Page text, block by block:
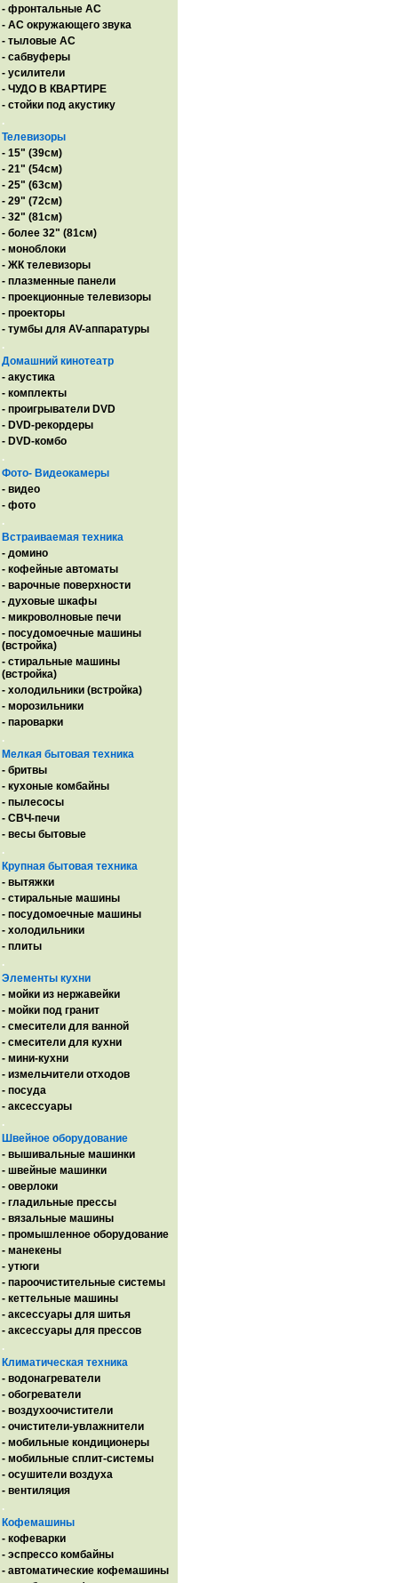
- фронтальные АС
- АС окружающего звука
- тыловые АС
- сабвуферы
- усилители
- ЧУДО В КВАРТИРЕ
- стойки под акустику
.
Телевизоры
- 15" (39см)
- 21" (54см)
- 25" (63см)
- 29" (72см)
- 32" (81см)
- более 32" (81см)
- моноблоки
- ЖК телевизоры
- плазменные панели
- проекционные телевизоры
- проекторы
- тумбы для AV-аппаратуры
.
Домашний кинотеатр
- акустика
- комплекты
- проигрыватели DVD
- DVD-рекордеры
- DVD-комбо
.
Фото- Видеокамеры
- видео
- фото
.
Встраиваемая техника
- домино
- кофейные автоматы
- варочные поверхности
- духовые шкафы
- микроволновые печи
- посудомоечные машины
(встройка)
- стиральные машины
(встройка)
- холодильники (встройка)
- морозильники
- пароварки
.
Мелкая бытовая техника
- бритвы
- кухоные комбайны
- пылесосы
- СВЧ-печи
- весы бытовые
.
Крупная бытовая техника
- вытяжки
- стиральные машины
- посудомоечные машины
- холодильники
- плиты
.
Элементы кухни
- мойки из нержавейки
- мойки под гранит
- смесители для ванной
- смесители для кухни
- мини-кухни
- измельчители отходов
- посуда
- аксессуары
.
Швейное оборудование
- вышивальные машинки
- швейные машинки
- оверлоки
- гладильные прессы
- вязальные машины
- промышленное оборудование
- манекены
- утюги
- пароочистительные системы
- кеттельные машины
- аксессуары для шитья
- аксессуары для прессов
.
Климатическая техника
- водонагреватели
- обогреватели
- воздухоочистители
- очистители-увлажнители
- мобильные кондиционеры
- мобильные сплит-системы
- осушители воздуха
- вентиляция
.
Кофемашины
- кофеварки
- эспрессо комбайны
- автоматические кофемашины